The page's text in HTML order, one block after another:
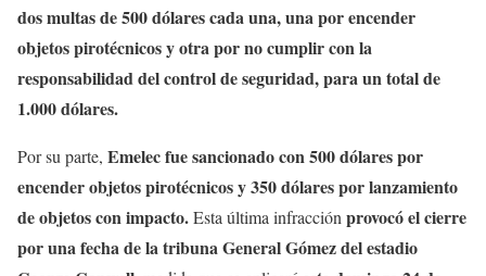
dos multas de 500 dólares cada una, una por encender
objetos pirotécnicos y otra por no cumplir con la
responsabilidad del control de seguridad, para un total de
1.000 dólares.
Por su parte, Emelec fue sancionado con 500 dólares por
encender objetos pirotécnicos y 350 dólares por lanzamiento
de objetos con impacto.Esta última infracción provocó el cierre
por una fecha de la tribuna General Gómez del estadio